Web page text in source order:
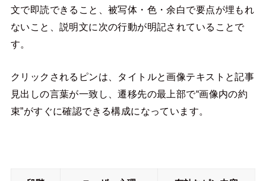
文で即読できること、被写体・色・余白で要点が埋もれ
ないこと、説明文に次の行動が明記されていることで
す。
クリックされるピンは、タイトルと画像テキストと記事
見出しの言葉が一致し、遷移先の最上部で“画像内の約
束”がすぐに確認できる構成になっています。